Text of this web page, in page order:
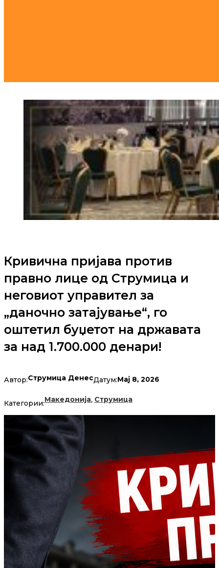
Кривична пријава против
правно лице од Струмица и
неговиот управител за
„даночно затајување“, го
оштетил буџетот на државата
за над 1.700.000 денари!
Автор:Струмица ДенесДатум:Мај 8, 2026
Категории:Македонија, Струмица